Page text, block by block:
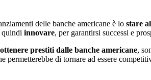
delle banche americane è lo stare
quindi innovare, per garantirsi successi e
ottenere prestiti dalle banche americane,
di tornare ad essere